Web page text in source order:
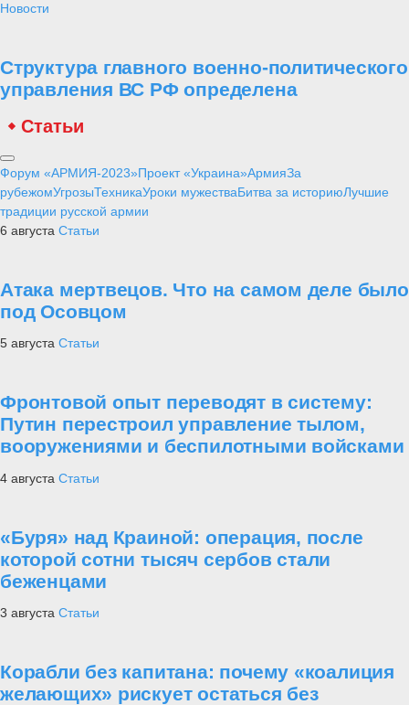
Новости
Структура главного военно-политического
управления ВС РФ определена
Статьи
Форум «АРМИЯ-2023»Проект «Украина»АрмияЗа
рубежомУгрозыТехникаУроки мужестваБитва за историюЛучшие
традиции русской армии
6 августа Статьи
Атака мертвецов. Что на самом деле было
под Осовцом
5 августа Статьи
Фронтовой опыт переводят в систему:
Путин перестроил управление тылом,
вооружениями и беспилотными войсками
4 августа Статьи
«Буря» над Краиной: операция, после
которой сотни тысяч сербов стали
беженцами
3 августа Статьи
Корабли без капитана: почему «коалиция
желающих» рискует остаться без